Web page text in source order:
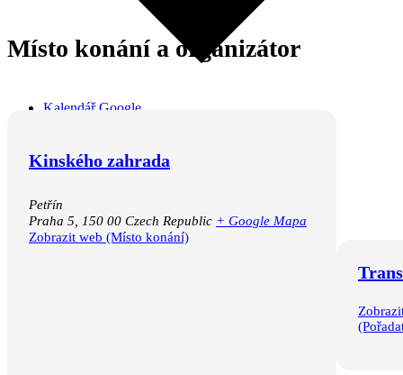
Kalendář Google
Outlook Live
Místo konání a organizátor
Kinského zahrada
Petřín
Praha 5
150 00 Czech Republic + Google Mapa
Zobrazit web (Místo konání)